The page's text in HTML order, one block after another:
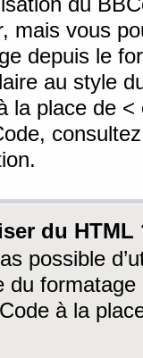
mais vous
depuis le
au style
la place de <
du HTML
possible
du
à la